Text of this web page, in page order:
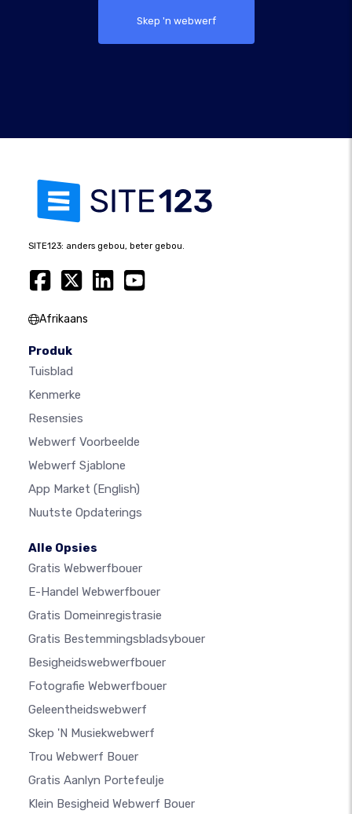
Skep 'n webwerf
SITE123: anders gebou, beter gebou.
Afrikaans
Produk
Tuisblad
Kenmerke
Resensies
Webwerf Voorbeelde
Webwerf Sjablone
App Market (English)
Nuutste Opdaterings
Alle Opsies
Gratis Webwerfbouer
E-Handel Webwerfbouer
Gratis Domeinregistrasie
Gratis Bestemmingsbladsybouer
Besigheidswebwerfbouer
Fotografie Webwerfbouer
Geleentheidswebwerf
Skep 'n Musiekwebwerf
Trou Webwerf Bouer
Gratis Aanlyn Portefeulje
Klein Besigheid Webwerf Bouer